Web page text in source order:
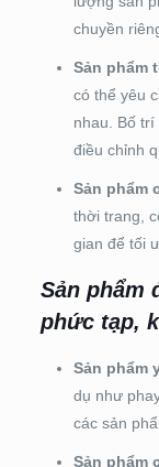
chuyền
Sản phẩm
có thể yêu
nhau. Bố
điều chỉnh
Sản phẩm
thời trang,
gian để tối
Sản phẩm
phức tạp,
Sản phẩm
dụ như
các sản
Sản phẩm